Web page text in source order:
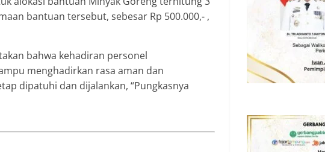
bantuan tersebut, sebesar Rp 500.000,- ,
bahwa kehadiran personel
menghadirkan rasa aman dan
dipatuhi dan dijalankan, “Pungkasnya